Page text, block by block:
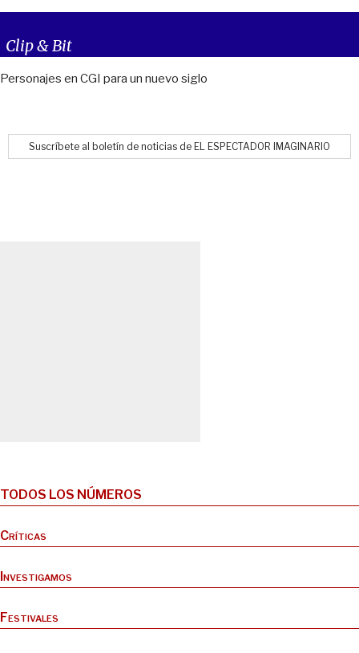
Clip & Bit
Personajes en CGI para un nuevo siglo
Suscríbete al boletín de noticias de EL ESPECTADOR IMAGINARIO
TODOS LOS NÚMEROS
Críticas
Investigamos
Festivales